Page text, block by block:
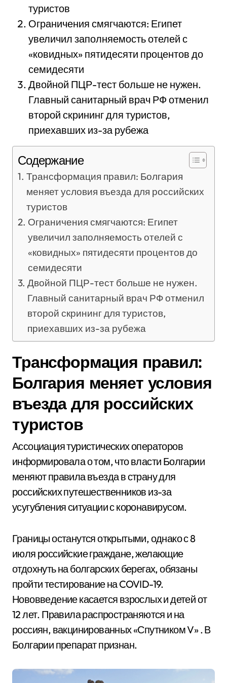
туристов
Ограничения смягчаются: Египет
увеличил заполняемость отелей с
«ковидных» пятидесяти процентов до
семидесяти
Двойной ПЦР-тест больше не нужен.
Главный санитарный врач РФ отменил
второй скрининг для туристов,
приехавших из-за рубежа
Содержание
Трансформация правил: Болгария
меняет условия въезда для российских
туристов
Ограничения смягчаются: Египет
увеличил заполняемость отелей с
«ковидных» пятидесяти процентов до
семидесяти
Двойной ПЦР-тест больше не нужен.
Главный санитарный врач РФ отменил
второй скрининг для туристов,
приехавших из-за рубежа
Трансформация правил:
Болгария меняет условия
въезда для российских
туристов
Ассоциация туристических операторов
информировала о том, что власти Болгарии
меняют правила въезда в страну для
российских путешественников из-за
усугубления ситуации с коронавирусом.
Границы останутся открытыми, однако с 8
июля российские граждане, желающие
отдохнуть на болгарских берегах, обязаны
пройти тестирование на COVID-19.
Нововведение касается взрослых и детей от
12 лет. Правила распространяются и на
россиян, вакцинированных «Спутником V» . В
Болгарии препарат признан.